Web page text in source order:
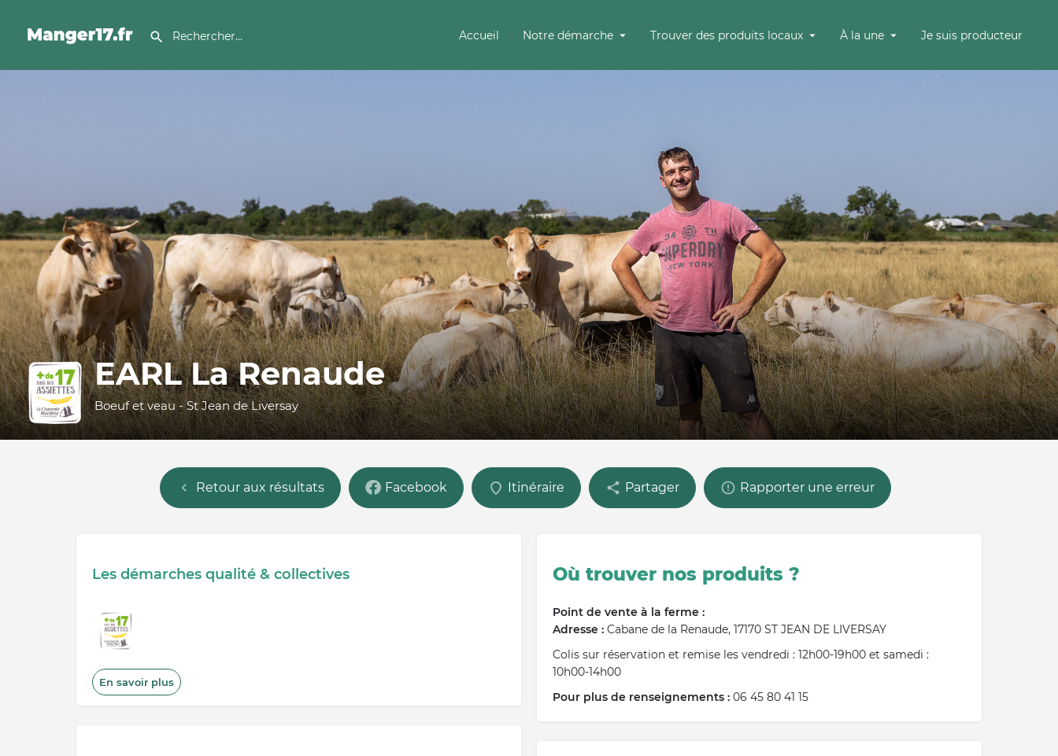
Accueil Notre démarche Trouver des produits locaux À la une Je suis producteur
EARL La Renaude
Boeuf et veau - St Jean de Liversay
Retour aux résultats Facebook Itinéraire Partager Rapporter une erreur
Les démarches qualité & collectives
En savoir plus
Où trouver nos produits ?
Point de vente à la ferme :
Adresse : Cabane de la Renaude, 17170 ST JEAN DE LIVERSAY
Colis sur réservation et remise les vendredi : 12h00-19h00 et samedi :
10h00-14h00
Pour plus de renseignements : 06 45 80 41 15